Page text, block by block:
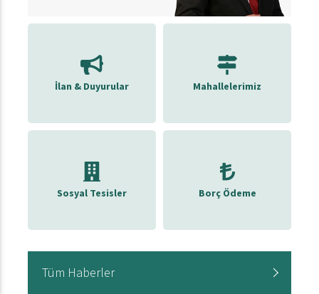
İlan & Duyurular Mahallelerimiz
Sosyal Tesisler Borç Ödeme
Tüm Haberler